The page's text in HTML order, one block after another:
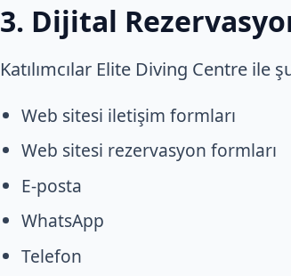
3. Dijital
Katılımcılar Elite Diving Centre
Web sitesi iletişim formları
Web sitesi rezervasyon formları
E-posta
WhatsApp
Telefon